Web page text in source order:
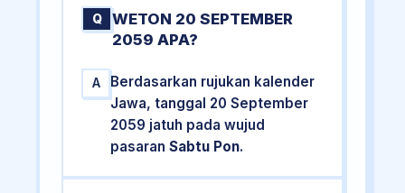
Q
WETON 20 SEPTEMBER
2059 APA?
A
Berdasarkan rujukan kalender
Jawa, tanggal 20 September
2059 jatuh pada wujud
pasaranSabtu Pon.